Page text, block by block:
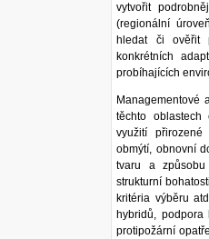
vytvořit
(regionální
hledat či ověřit
konkrétních
probíhajících
Managementové
těchto
využití
obmýtí, obnovní
tvaru a
strukturní
kritéria výběru
hybridů, podpora
protipožární